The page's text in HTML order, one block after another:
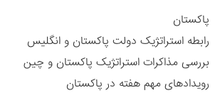
پاکستان
رابطه استراتژیک دولت پاکستان و انگلیس
بررسی مذاکرات استراتژیک پاکستان و چین
رویدادهای مهم هفته در پاکستان